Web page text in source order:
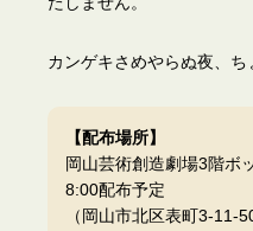
カンゲキさめやらぬ夜、ち
【配布場所】
岡山芸術創造劇場3階ボ
8:00配布予定
（岡山市北区表町3-11-